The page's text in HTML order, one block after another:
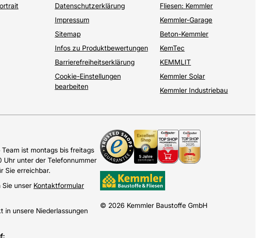
Datenschutzerklärung
Impressum
Sitemap
Infos zu Produktbewertungen
Barrierefreiheitserklärung
Cookie-Einstellungen
bearbeiten
Fliesen: Kemmler
Kemmler-Garage
Beton-Kemmler
KemTec
KEMMLIT
Kemmler Solar
Kemmler Industriebau
Team ist montags bis freitags
unter der Telefonnummer
Sie erreichbar.
unser Kontaktformular
in unsere Niederlassungen
:
© 2026 Kemmler Baustoffe GmbH